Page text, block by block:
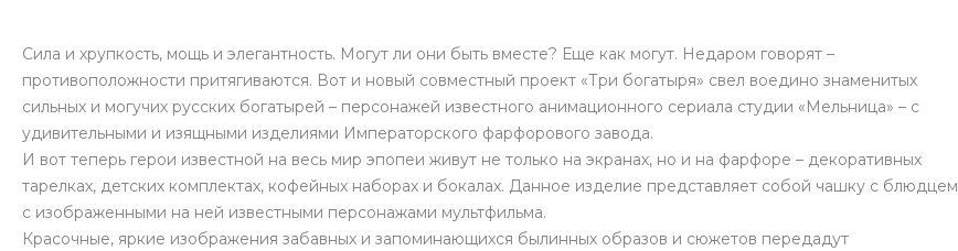
Сила и хрупкость, мощь и элегантность. Могут ли они быть вместе? Еще как могут. Недаром говорят –
противоположности притягиваются. Вот и новый совместный проект «Три богатыря» свел воедино знаменитых
сильных и могучих русских богатырей – персонажей известного анимационного сериала студии «Мельница» – с
удивительными и изящными изделиями Императорского фарфорового завода.
И вот теперь герои известной на весь мир эпопеи живут не только на экранах, но и на фарфоре – декоративных
тарелках, детских комплектах, кофейных наборах и бокалах. Данное изделие представляет собой чашку с блюдцем
с изображенными на ней известными персонажами мультфильма.
Красочные, яркие изображения забавных и запоминающихся былинных образов и сюжетов передадут